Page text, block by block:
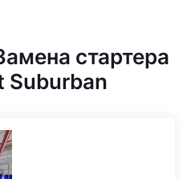
стартера
Suburban